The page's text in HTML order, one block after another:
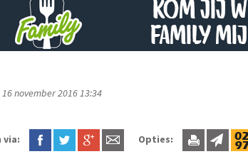
november 2016 13:34
via: Opties: